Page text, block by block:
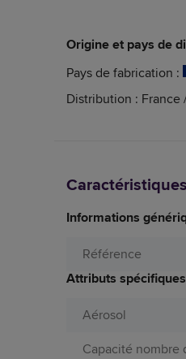
Origine et pays de
Pays de fabrication :
Distribution :
Informations
Référence
Attributs spécifiques
Aérosol
Capacité nombre